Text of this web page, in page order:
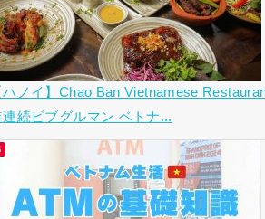
ハノイ】Chao Ban Vietnamese
連続ビブグルマン ベトナ...